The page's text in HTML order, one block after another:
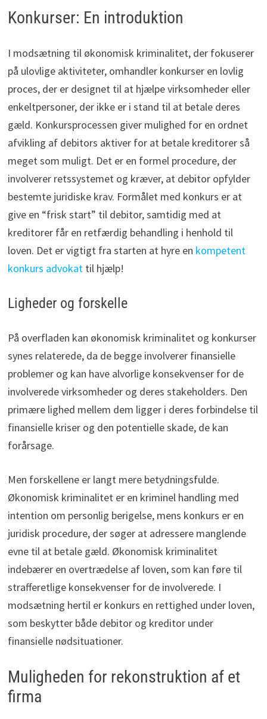
Konkurser: En introduktion
I modsætning til økonomisk kriminalitet, der fokuserer
på ulovlige aktiviteter, omhandler konkurser en lovlig
proces, der er designet til at hjælpe virksomheder eller
enkeltpersoner, der ikke er i stand til at betale deres
gæld. Konkursprocessen giver mulighed for en ordnet
afvikling af debitors aktiver for at betale kreditorer så
meget som muligt. Det er en formel procedure, der
involverer retssystemet og kræver, at debitor opfylder
bestemte juridiske krav. Formålet med konkurs er at
give en “frisk start” til debitor, samtidig med at
kreditorer får en retfærdig behandling i henhold til
loven. Det er vigtigt fra starten at hyre en kompetent
konkurs advokattil hjælp!
Ligheder og forskelle
På overfladen kan økonomisk kriminalitet og konkurser
synes relaterede, da de begge involverer finansielle
problemer og kan have alvorlige konsekvenser for de
involverede virksomheder og deres stakeholders. Den
primære lighed mellem dem ligger i deres forbindelse til
finansielle kriser og den potentielle skade, de kan
forårsage.
Men forskellene er langt mere betydningsfulde.
Økonomisk kriminalitet er en kriminel handling med
intention om personlig berigelse, mens konkurs er en
juridisk procedure, der søger at adressere manglende
evne til at betale gæld. Økonomisk kriminalitet
indebærer en overtrædelse af loven, som kan føre til
strafferetlige konsekvenser for de involverede. I
modsætning hertil er konkurs en rettighed under loven,
som beskytter både debitor og kreditor under
finansielle nødsituationer.
Muligheden for rekonstruktion af et
firma